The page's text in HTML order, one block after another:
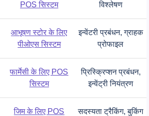
POS सिस्टम
विश्लेषण
आभूषण स्टोर के लिए
पीओएस सिस्टम
इन्वेंटरी प्रबंधन, ग्राहक
प्रोफाइल
फार्मेसी के लिए POS
सिस्टम
प्रिस्क्रिप्शन प्रबंधन,
इन्वेंट्री नियंत्रण
जिम के लिए POS
सदस्यता ट्रैकिंग, बुकिंग